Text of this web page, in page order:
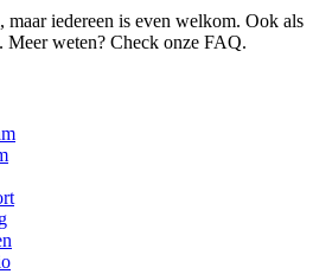
maar iedereen is even welkom. Ook als
Meer weten? Check onze FAQ.